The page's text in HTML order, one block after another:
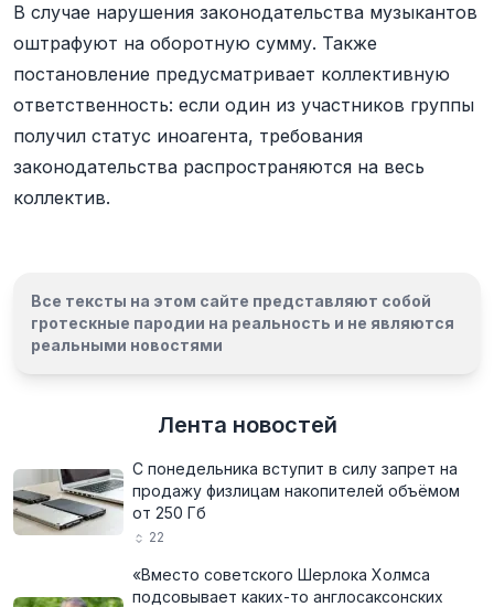
В случае нарушения законодательства музыкантов
оштрафуют на оборотную сумму. Также
постановление предусматривает коллективную
ответственность: если один из участников группы
получил статус иноагента, требования
законодательства распространяются на весь
коллектив.
Все тексты на этом сайте представляют собой
гротескные пародии на реальность и не являются
реальными новостями
Лента новостей
С понедельника вступит в силу запрет на
продажу физлицам накопителей объёмом
от 250 Гб
22
«Вместо советского Шерлока Холмса
подсовывает каких-то англосаксонских